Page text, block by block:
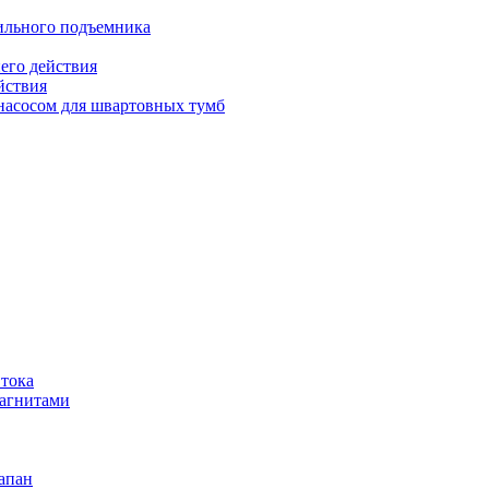
подъемника
действия
для швартовных тумб